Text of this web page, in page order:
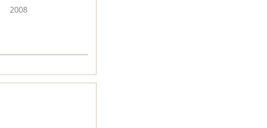
2008